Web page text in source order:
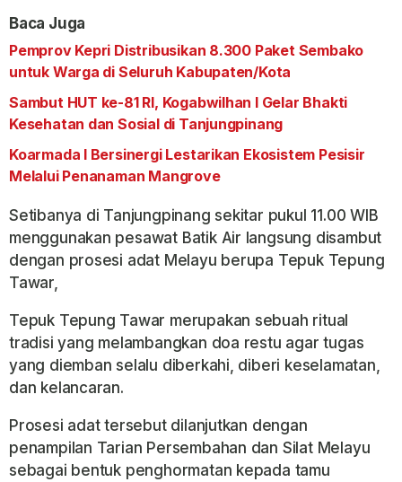
Baca Juga
Pemprov Kepri Distribusikan 8.300 Paket Sembako
untuk Warga di Seluruh Kabupaten/Kota
Sambut HUT ke-81 RI, Kogabwilhan I Gelar Bhakti
Kesehatan dan Sosial di Tanjungpinang
Koarmada I Bersinergi Lestarikan Ekosistem Pesisir
Melalui Penanaman Mangrove
Setibanya di Tanjungpinang sekitar pukul 11.00 WIB
menggunakan pesawat Batik Air langsung disambut
dengan prosesi adat Melayu berupa Tepuk Tepung
Tawar,
Tepuk Tepung Tawar merupakan sebuah ritual
tradisi yang melambangkan doa restu agar tugas
yang diemban selalu diberkahi, diberi keselamatan,
dan kelancaran.
Prosesi adat tersebut dilanjutkan dengan
penampilan Tarian Persembahan dan Silat Melayu
sebagai bentuk penghormatan kepada tamu